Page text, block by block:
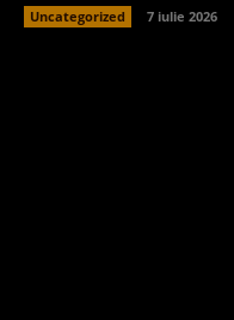
Uncategorized 7 iulie 2026